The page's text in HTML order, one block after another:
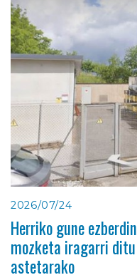
2026/07/24
Herriko gune
mozketa iragarri
astetarako